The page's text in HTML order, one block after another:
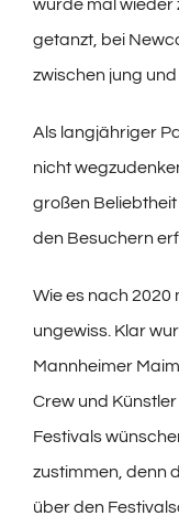
wurde mal wieder
getanzt, bei
zwischen jung und
Als langjähriger
nicht
großen
den Besuchern
Wie es nach 2020
ungewiss. Klar
Mannheimer
Crew und
Festivals
zustimmen, denn
über den